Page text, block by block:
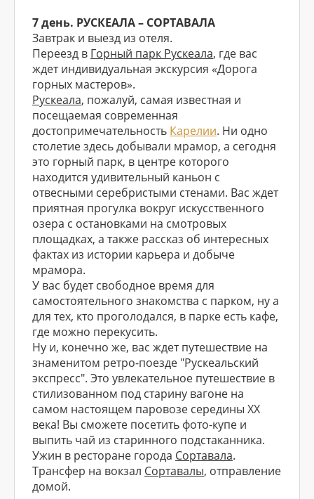
7 день. РУСКЕАЛА – СОРТАВАЛА
Завтрак и выезд из отеля.
Переезд в Горный парк Рускеала, где вас
ждет индивидуальная экскурсия «Дорога
горных мастеров».
Рускеала, пожалуй, самая известная и
посещаемая современная
достопримечательность Карелии. Ни одно
столетие здесь добывали мрамор, а сегодня
это горный парк, в центре которого
находится удивительный каньон с
отвесными серебристыми стенами. Вас ждет
приятная прогулка вокруг искусственного
озера с остановками на смотровых
площадках, а также рассказ об интересных
фактах из истории карьера и добыче
мрамора.
У вас будет свободное время для
самостоятельного знакомства с парком, ну а
для тех, кто проголодался, в парке есть кафе,
где можно перекусить.
Ну и, конечно же, вас ждет путешествие на
знаменитом ретро-поезде "Рускеальский
экспресс". Это увлекательное путешествие в
стилизованном под старину вагоне на
самом настоящем паровозе середины ХХ
века! Вы сможете посетить фото-купе и
выпить чай из старинного подстаканника.
Ужин в ресторане города Сортавала.
Трансфер на вокзал Сортавалы, отправление
домой.